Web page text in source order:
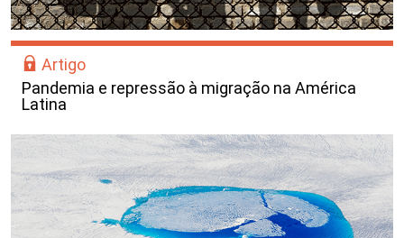
Artigo
Pandemia e repressão à migração na América
Latina